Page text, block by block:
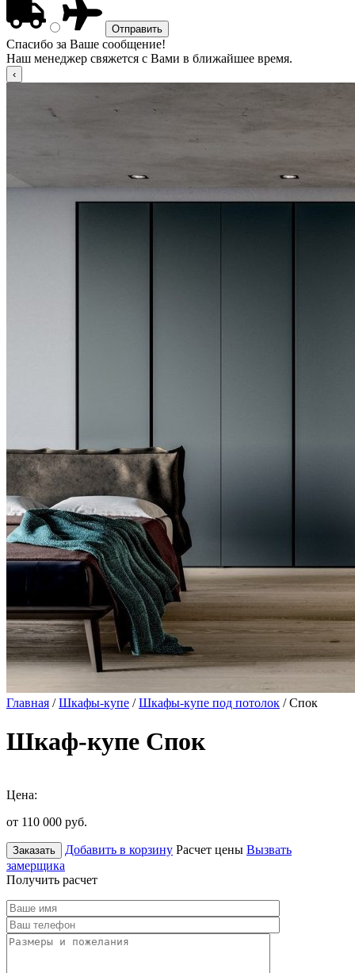
Спасибо за Ваше сообщение!
Наш менеджер свяжется с Вами в ближайшее время.
Главная /Шкафы-купе /Шкафы-купе под потолок / Спок
Шкаф-купе Спок
Цена:
от 110 000 руб.
Заказать Добавить в корзину Расчет цены Вызвать
замерщика
Получить расчет